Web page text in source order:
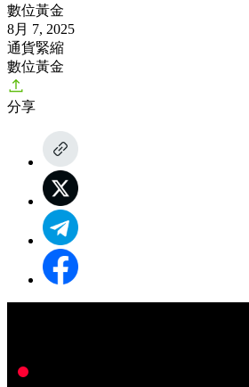
數位黃金
8月 7, 2025
通貨緊縮
數位黃金
分享